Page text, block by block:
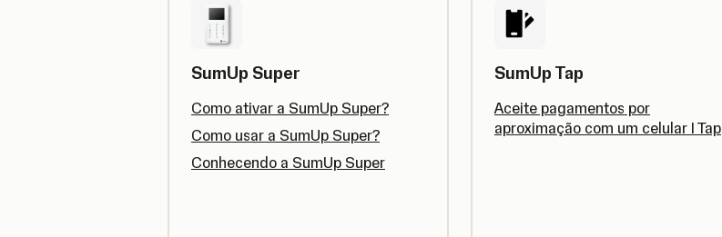
SumUp Super
Como ativar a SumUp Super?
Como usar a SumUp Super?
Conhecendo a SumUp Super
SumUp Tap
Aceite pagamentos por
aproximação com um celular I Tap